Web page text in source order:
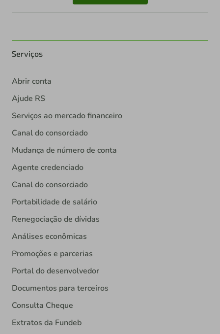
Serviços
Abrir conta
Ajude RS
Serviços ao mercado financeiro
Canal do consorciado
Mudança de número de conta
Agente credenciado
Canal do consorciado
Portabilidade de salário
Renegociação de dívidas
Análises econômicas
Promoções e parcerias
Portal do desenvolvedor
Documentos para terceiros
Consulta Cheque
Extratos da Fundeb